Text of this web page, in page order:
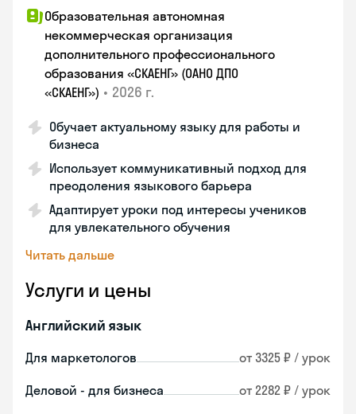
Образовательная автономная
некоммерческая организация
дополнительного профессионального
образования «СКАЕНГ» (ОАНО ДПО
«СКАЕНГ») • 2026 г.
Обучает актуальному языку для работы и
бизнеса
Использует коммуникативный подход для
преодоления языкового барьера
Адаптирует уроки под интересы учеников
для увлекательного обучения
Читать дальше
Услуги и цены
Английский язык
Для маркетологов от 3325 ₽ / урок
Деловой - для бизнеса от 2282 ₽ / урок